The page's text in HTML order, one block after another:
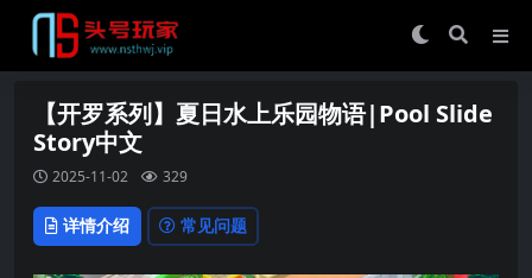
【开罗系列】夏日水上乐园物语|Pool Slide
Story中文
2025-11-02 329
详情介绍 常见问题